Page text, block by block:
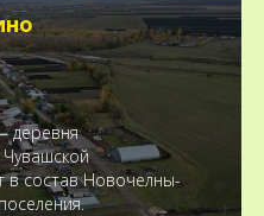
в состав Новочелны-